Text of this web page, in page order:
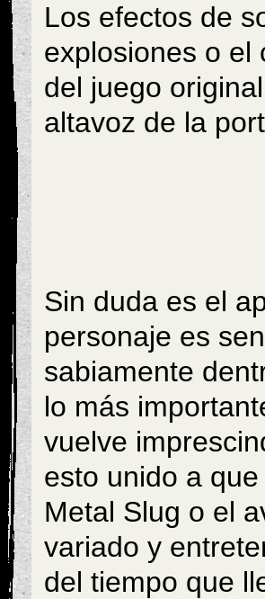
Los efectos de
explosiones o el
del juego
altavoz de la
Sin duda es el
personaje es
sabiamente
lo más
vuelve
esto unido a
Metal Slug o el
variado y
del tiempo que